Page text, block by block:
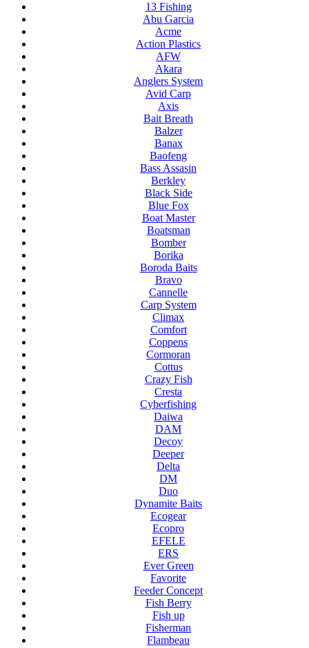
13 Fishing
Abu Garcia
Acme
Action Plastics
AFW
Akara
Anglers System
Avid Carp
Axis
Bait Breath
Balzer
Banax
Baofeng
Bass Assasin
Berkley
Black Side
Blue Fox
Boat Master
Boatsman
Bomber
Borika
Boroda Baits
Bravo
Cannelle
Carp System
Climax
Comfort
Coppens
Cormoran
Cottus
Crazy Fish
Cresta
Cyberfishing
Daiwa
DAM
Decoy
Deeper
Delta
DM
Duo
Dynamite Baits
Ecogear
Ecopro
EFELE
ERS
Ever Green
Favorite
Feeder Concept
Fish Berry
Fish up
Fisherman
Flambeau